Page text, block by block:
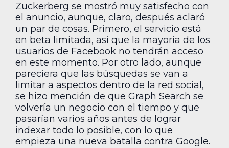
Zuckerberg se mostró muy satisfecho con
el anuncio, aunque, claro, después aclaró
un par de cosas. Primero, el servicio está
en beta limitada, así que la mayoría de los
usuarios de Facebook no tendrán acceso
en este momento. Por otro lado, aunque
pareciera que las búsquedas se van a
limitar a aspectos dentro de la red social,
se hizo mención de que Graph Search se
volvería un negocio con el tiempo y que
pasarían varios años antes de lograr
indexar todo lo posible, con lo que
empieza una nueva batalla contra Google.